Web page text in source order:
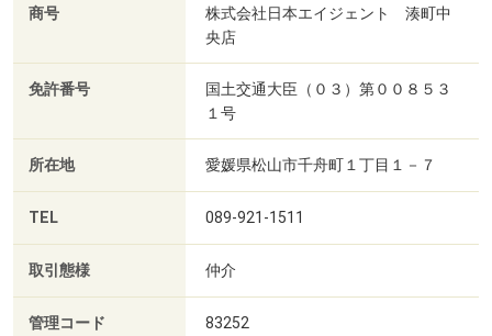
商号
株式会社日本エイジェント 湊町中
央店
免許番号
国土交通大臣（０３）第００８５３
１号
所在地 愛媛県松山市千舟町１丁目１－７
TEL 089-921-1511
取引態様 仲介
管理コード 83252